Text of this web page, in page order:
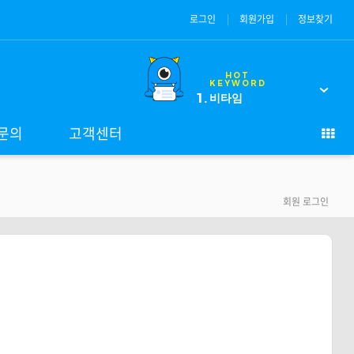
로그인 회원가입 정보찾기
HOT
KEYWORD
1. 비타임
의 고객센터
회원 로그인